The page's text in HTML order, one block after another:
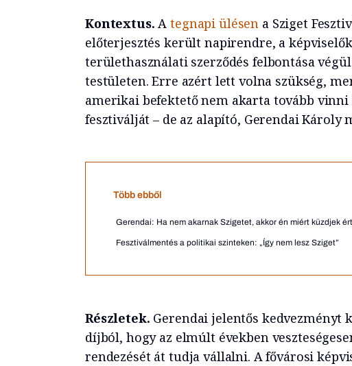
Kontextus.Ategnapi ülésen a Sziget
előterjesztés került napirendre, a képviselők
területhasználati szerződés felbontása
testületen. Erre azért lett volna szükség,
amerikai befektető nem akarta tovább vinni
fesztiválját – de az alapító, Gerendai Károly
Több ebből
Gerendai: Ha nem akarnak Szigetet, akkor én miért küzdjek
Fesztiválmentés a politikai szinteken: „Így nem lesz Sziget”
Részletek. Gerendai jelentős kedvezményt
díjból, hogy az elmúlt években
rendezését át tudja vállalni. A fővárosi